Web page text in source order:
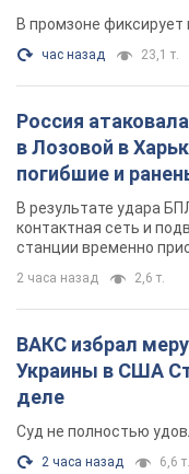
В промзоне фиксирует
час назад 23,1 т.
Россия
в Лозовой в
погибшие и
В результате удара
контактная сеть и
станции временно
2 часа назад 2,6 т.
ВАКС избрал
Украины в США
деле
Суд не полностью
2 часа назад 6,6 т.